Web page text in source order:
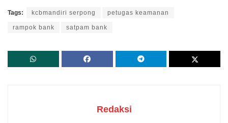
Tags: kcbmandiri serpong petugas keamanan
rampok bank satpam bank
Redaksi